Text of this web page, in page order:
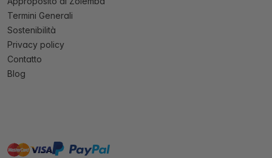
Termini Generali
Sostenibilità
Privacy policy
Contatto
Blog
mastervisa paypal